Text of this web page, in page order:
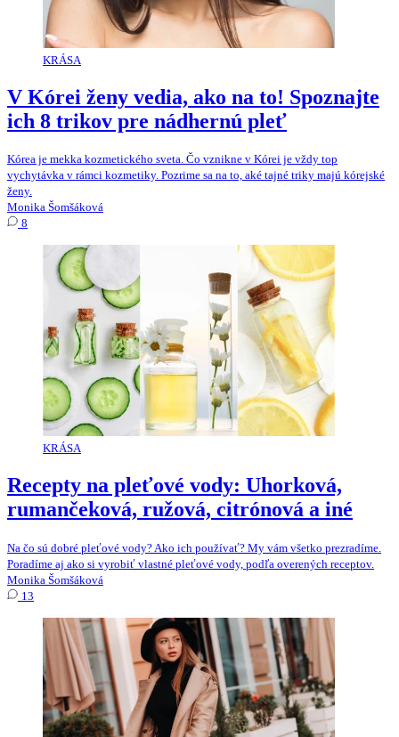
KRÁSA
V Kórei ženy vedia, ako na to! Spoznajte
ich 8 trikov pre nádhernú pleť
Kórea je mekka kozmetického sveta. Čo vznikne v Kórei je vždy top
vychytávka v rámci kozmetiky. Pozrime sa na to, aké tajné triky majú kórejské
ženy.
Monika Šomšáková
8
KRÁSA
Recepty na pleťové vody: Uhorková,
rumančeková, ružová, citrónová a iné
Na čo sú dobré pleťové vody? Ako ich používať? My vám všetko prezradíme.
Poradíme aj ako si vyrobiť vlastné pleťové vody, podľa overených receptov.
Monika Šomšáková
13